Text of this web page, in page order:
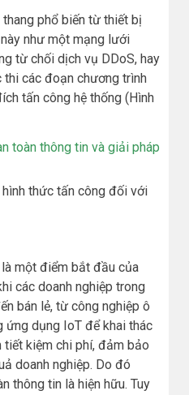
phổ biến từ thiết bị
như một mạng lưới
từ chối dịch vụ DDoS, hay
thi các đoạn chương trình
tấn công hệ thống (Hình
thức tấn công đối với
một điểm bắt đầu của
các doanh nghiệp trong
bán lẻ, từ công nghiệp ô
ứng dụng IoT để khai thác
tiết kiệm chi phí, đảm bảo
doanh nghiệp. Do đó
thông tin là hiện hữu. Tuy